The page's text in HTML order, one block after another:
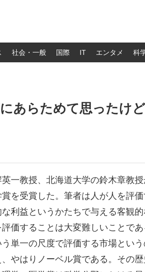
社会・一般 国際 IT エンタメ 科
あらためて思ったけ
一教授、北海道大学の鈴木章教
を受賞した。筆者は人が人を評
利益というかたちで与える客観
価することは大変難しいことで
単一の尺度で評価する市場とい
やはりノーベル賞である。その